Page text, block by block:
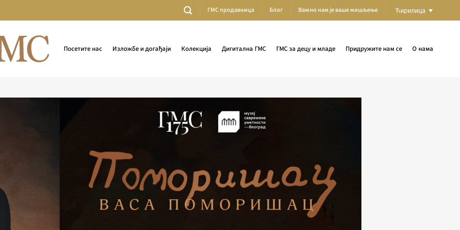
ГМС продавница Блог Важно нам је ваше мишљење Ћирилица
Посетите нас Изложбе и догађаји Колекција Дигитална ГМС ГМС за децу и младе Придружите нам се О нама